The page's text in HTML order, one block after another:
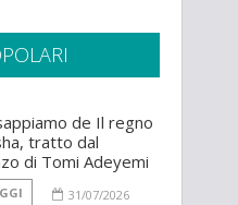
de Il regno
tratto dal
di Tomi Adeyemi
31/07/2026